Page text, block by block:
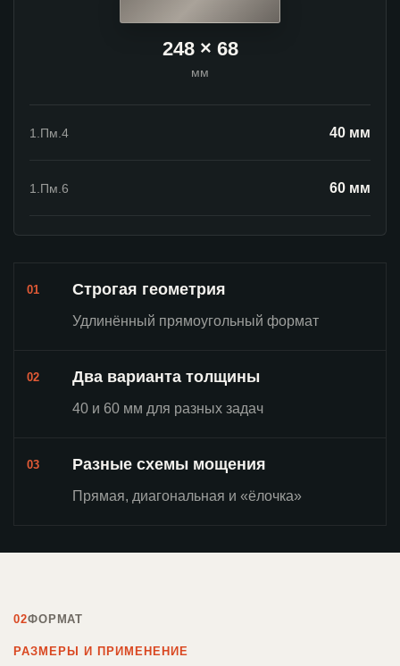
248 × 68
мм
1.Пм.4 40 мм
1.Пм.6 60 мм
01 Строгая геометрия
Удлинённый прямоугольный формат
02 Два варианта толщины
40 и 60 мм для разных задач
03 Разные схемы мощения
Прямая, диагональная и «ёлочка»
02ФОРМАТ
РАЗМЕРЫ И ПРИМЕНЕНИЕ